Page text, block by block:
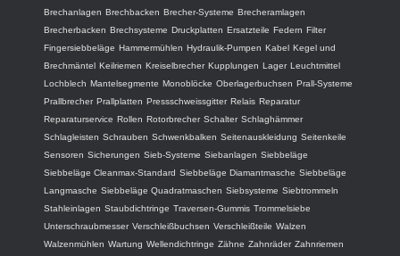
Brechanlagen Brechbacken Brecher-Systeme Brecheramlagen
Brecherbacken Brechsysteme Druckplatten Ersatzteile Federn Filter
Fingersiebbeläge Hammermühlen Hydraulik-Pumpen Kabel Kegel und
Brechmäntel Keilriemen Kreiselbrecher Kupplungen Lager Leuchtmittel
Lochblech Mantelsegmente Monoblöcke Oberlagerbuchsen Prall-Systeme
Prallbrecher Prallplatten Pressschweissgitter Relais Reparatur
Reparaturservice Rollen Rotorbrecher Schalter Schlaghämmer
Schlagleisten Schrauben Schwenkbalken Seitenauskleidung Seitenkeile
Sensoren Sicherungen Sieb-Systeme Siebanlagen Siebbeläge
Siebbeläge Cleanmax-Standard Siebbeläge Diamantmasche Siebbeläge
Langmasche Siebbeläge Quadratmaschen Siebsysteme Siebtrommeln
Stahleinlagen Staubdichtringe Traversen-Gummis Trommelsiebe
Unterschraubmesser Verschleißbuchsen Verschleißteile Walzen
Walzenmühlen Wartung Wellendichtringe Zähne Zahnräder Zahnriemen